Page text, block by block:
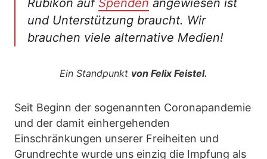
Rubikon auf Spenden angewiesen ist
und Unterstützung braucht. Wir
brauchen viele alternative Medien!
Ein Standpunkt von Felix Feistel.
Seit Beginn der sogenannten Coronapandemie
und der damit einhergehenden
Einschränkungen unserer Freiheiten und
Grundrechte wurde uns einzig die Impfung als